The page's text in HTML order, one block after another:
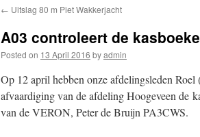
← Uitslag 80 m Piet Wakkerjacht
A03 controleert de
Posted on 13 April 2016 byadmin
Op 12 april hebben onze afdelingsleden
afvaardiging van de afdeling Hoogeveen de
van de VERON, Peter de Bruijn PA3CWS.